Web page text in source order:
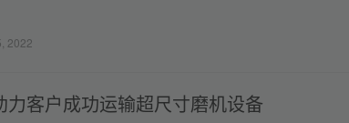
2022
力客户成功运输超尺寸磨机设备